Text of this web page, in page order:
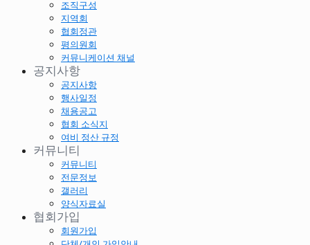
조직구성
지역회
협회정관
평의원회
커뮤니케이션 채널
공지사항
공지사항
행사일정
채용공고
협회 소식지
여비 정산 규정
커뮤니티
커뮤니티
전문정보
갤러리
양식자료실
협회가입
회원가입